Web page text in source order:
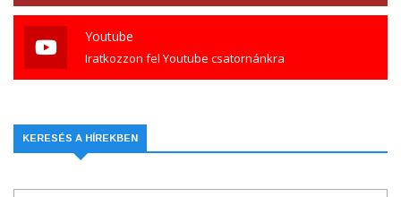
Youtube
Iratkozzon fel Youtube csatornánkra
KERESÉS A HÍREKBEN